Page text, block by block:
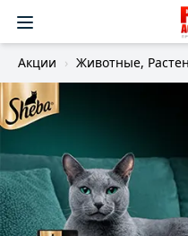
Акции Животные,